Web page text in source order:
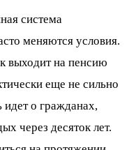
система
меняются условия.
выходит на пенсию
еще не сильно
идет о гражданах,
через десяток лет.